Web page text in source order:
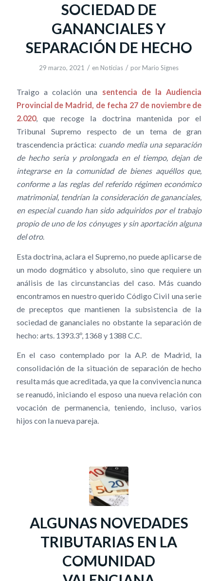
SOCIEDAD DE
GANANCIALES Y
SEPARACIÓN DE HECHO
29 marzo, 2021 / en Noticias / por Mario Signes
Traigo a colación una sentencia de la Audiencia
Provincial de Madrid, de fecha 27 de noviembre de
2.020, que recoge la doctrina mantenida por el
Tribunal Supremo respecto de un tema de gran
trascendencia práctica: cuando media una separación
de hecho seria y prolongada en el tiempo, dejan de
integrarse en la comunidad de bienes aquéllos que,
conforme a las reglas del referido régimen económico
matrimonial, tendrían la consideración de gananciales,
en especial cuando han sido adquiridos por el trabajo
propio de uno de los cónyuges y sin aportación alguna
del otro.
Esta doctrina, aclara el Supremo, no puede aplicarse de
un modo dogmático y absoluto, sino que requiere un
análisis de las circunstancias del caso. Más cuando
encontramos en nuestro querido Código Civil una serie
de preceptos que mantienen la subsistencia de la
sociedad de gananciales no obstante la separación de
hecho: arts. 1393.3º, 1368 y 1388 C.C.
En el caso contemplado por la A.P. de Madrid, la
consolidación de la situación de separación de hecho
resulta más que acreditada, ya que la convivencia nunca
se reanudó, iniciando el esposo una nueva relación con
vocación de permanencia, teniendo, incluso, varios
hijos con la nueva pareja.
ALGUNAS NOVEDADES
TRIBUTARIAS EN LA
COMUNIDAD